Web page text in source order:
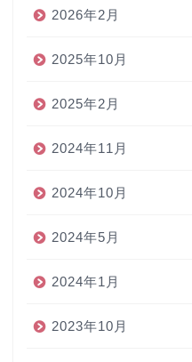
2026年2月
2025年10月
2025年2月
2024年11月
2024年10月
2024年5月
2024年1月
2023年10月